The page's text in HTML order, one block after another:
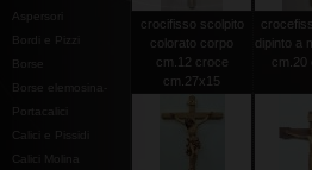
Aspersori
Bordi e Pizzi
Borse
Borse elemosina-
Portacalici
Calici e Pissidi
Calici Molina
crocifisso scolpito
colorato corpo
cm.12 croce
cm.27x15
dipinto a
cm.20